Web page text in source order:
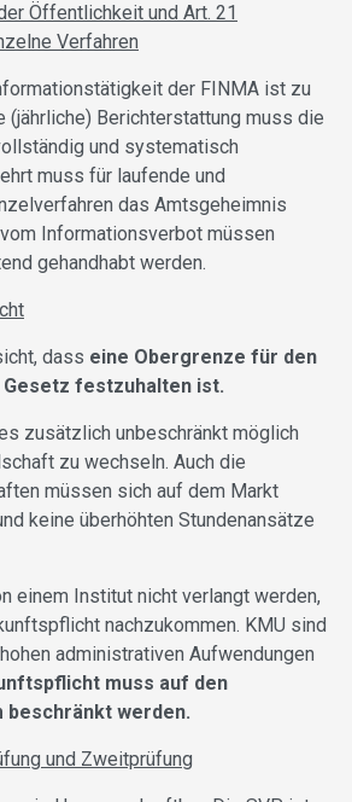
Öffentlichkeit und Art. 21
Verfahren
der FINMA ist zu
(jährliche) Berichterstattung muss die
und systematisch
muss für laufende und
das Amtsgeheimnis
Informationsverbot müssen
gehandhabt werden.
dass eine Obergrenze für den
festzuhalten ist.
zusätzlich unbeschränkt möglich
zu wechseln. Auch die
müssen sich auf dem Markt
keine überhöhten Stundenansätze
einem Institut nicht verlangt werden,
nachzukommen. KMU sind
administrativen Aufwendungen
muss auf den
werden.
und Zweitprüfung